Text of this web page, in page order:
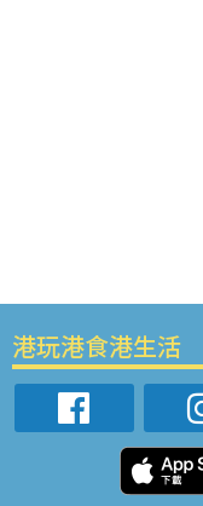
港玩港食港生活